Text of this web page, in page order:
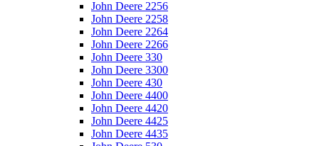
John Deere 2256
John Deere 2258
John Deere 2264
John Deere 2266
John Deere 330
John Deere 3300
John Deere 430
John Deere 4400
John Deere 4420
John Deere 4425
John Deere 4435